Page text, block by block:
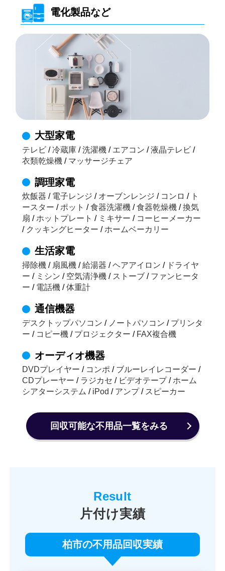
電化製品など
大型家電
テレビ/冷蔵庫/洗濯機/ エアコン /液晶テレビ/
衣類乾燥機/ マッサージチェア
調理家電
炊飯器 / 電子レンジ / オーブンレンジ / コンロ / ト
ースター / ポット /食器洗濯機/食器乾燥機/換気
扇 / ホットプレート / ミキサー / コーヒーメーカー
/ クッキングヒーター / ホームベーカリー
生活家電
掃除機/ 扇風機/給湯器 /ヘアアイロン / ドライヤ
ー / ミシン / 空気清浄機/ ストーブ/ ファンヒータ
ー / 電話機/体重計
通信機器
デスクトップパソコン / ノートパソコン / プリンタ
ー / コピー機/ プロジェクター / FAX複合機
オーディオ機器
DVDプレイヤー / コンポ / ブルーレイレコーダー /
CDプレーヤー / ラジカセ / ビデオテープ/ ホーム
シアターシステム / iPod / アンプ/ スピーカー
回収可能な不用品一覧をみる
片付け実績
柏市の不用品回収実績